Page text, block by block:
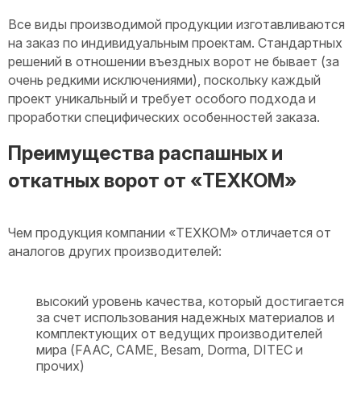
Все виды производимой продукции изготавливаются
на заказ по индивидуальным проектам. Стандартных
решений в отношении въездных ворот не бывает (за
очень редкими исключениями), поскольку каждый
проект уникальный и требует особого подхода и
проработки специфических особенностей заказа.
Преимущества распашных и
откатных ворот от «ТЕХКОМ»
Чем продукция компании «ТЕХКОМ» отличается от
аналогов других производителей:
высокий уровень качества, который достигается
за счет использования надежных материалов и
комплектующих от ведущих производителей
мира (FAAC, CAME, Besam, Dorma, DITEC и
прочих)